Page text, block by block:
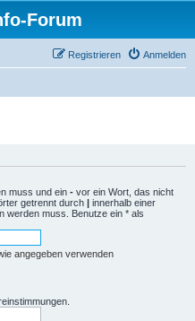
Forum
Anmelden
Registrieren
muss und ein - vor ein Wort, das nicht
getrennt durch | innerhalb einer
werden muss. Benutze ein * als
angegeben verwenden